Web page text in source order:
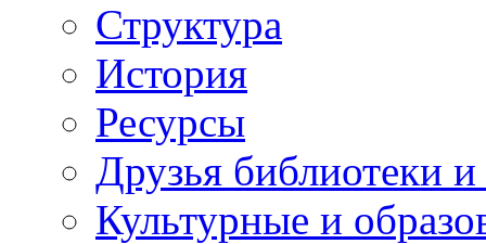
Структура
История
Ресурсы
Друзья библиотеки
Культурные и